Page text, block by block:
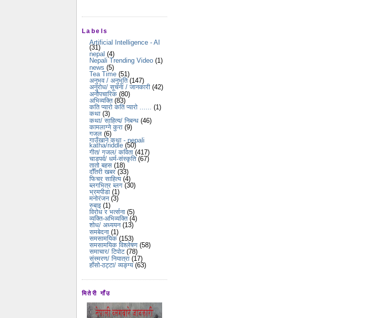
Labels
Artificial Intelligence - AI
(31)
nepal (4)
Nepali Trending Video (1)
news (5)
Tea Time (51)
अनुभव / अनुभूति (147)
अनुरोध/ सूचना / जानकारी (42)
अनौपचारिक (80)
अभिव्यक्ति (83)
कति प्यारो कति प्यारो ...... (1)
कथा (3)
कथा/ साहित्य/ निबन्ध (46)
कामलाग्ने कुरा (9)
गजल (6)
गाउँखाने कथा - nepali
katha/riddle (50)
गीत/ गजल/ कविता (417)
चाडपर्व/ धर्म-संस्कृति (67)
तातो बहस (18)
दौँतरी खबर (33)
फिचर साहित्य (4)
ब्लगभित्र ब्लग (30)
भ्रमपीडा (1)
मनोरंजन (3)
रुबाइ (1)
विरोध र भर्त्सना (5)
व्यक्ति-अभिव्यक्ति (4)
शोध/ अध्ययन (13)
समबेदना (1)
समसामयिक (153)
समसामयिक विश्लेषण (58)
समाचार/ टिपोट (78)
संस्मरण/ नियात्रा (17)
हाँसो-ठट्टा/ व्यङ्ग्य (63)
मितेरी गाँउ